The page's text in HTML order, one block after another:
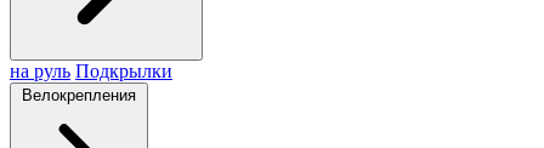
на руль Подкрылки
Велокрепления